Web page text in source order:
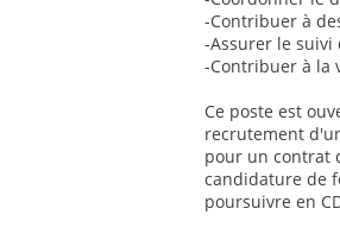
-Contribuer à
-Assurer le suivi
-Contribuer à la
Ce poste est
recrutement
pour un contrat
candidature de
poursuivre en